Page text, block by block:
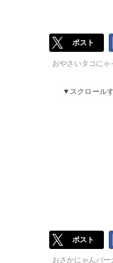
ポスト
おやさいタコに
▼スクロール
ポスト
おさかにゃんバ